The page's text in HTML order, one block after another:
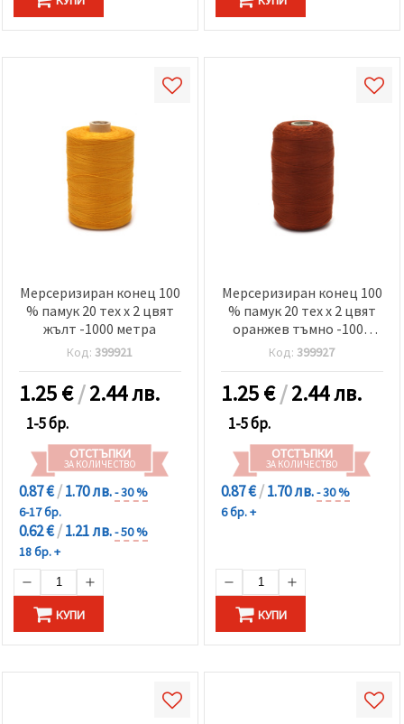
Мерсеризиран конец 100
% памук 20 тех x 2 цвят
жълт -1000 метра
Код:399921
1.25€/2.44 лв.
1-5 бр.
ОТСТЪПКИ
ЗА КОЛИЧЕСТВО
0.87 €/1.70 лв.- 30 %
6-17 бр.
0.62 €/1.21 лв.- 50 %
18 бр. +
КУПИ
Мерсеризиран конец 100
% памук 20 тех x 2 цвят
оранжев тъмно -1000
метра
Код:399927
1.25€/2.44 лв.
1-5 бр.
ОТСТЪПКИ
ЗА КОЛИЧЕСТВО
0.87 €/1.70 лв.- 30 %
6 бр. +
КУПИ